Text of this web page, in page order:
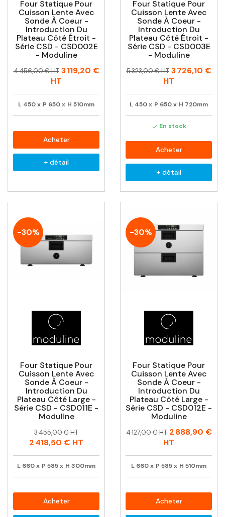
Four Statique Pour
Cuisson Lente Avec
Sonde À Coeur -
Introduction Du
Plateau Côté Étroit -
Série CSD - CSD002E
- Moduline
Prix
Prix
4 456,00 € HT 3 119,20 €
HT
L 450x P 650x H 510mm
Acheter
+ détail
Four Statique Pour
Cuisson Lente Avec
Sonde À Coeur -
Introduction Du
Plateau Côté Étroit -
Série CSD - CSD003E
- Moduline
Prix
Prix
5 323,00 € HT 3 726,10 €
HT
L 450x P 650x H 720mm
 En stock
Acheter
+ détail
-30%
Four Statique Pour
Cuisson Lente Avec
Sonde À Coeur -
Introduction Du
Plateau Côté Large -
Série CSD - CSD011E -
Moduline
Prix
Prix
habituel
3 455,00 € HT
2 418,50 € HT
L 660x P 585x H 300mm
Acheter
-30%
Four Statique Pour
Cuisson Lente Avec
Sonde À Coeur -
Introduction Du
Plateau Côté Large -
Série CSD - CSD012E -
Moduline
Prix
Prix
4 127,00 € HT 2 888,90 €
HT
L 660x P 585x H 510mm
Acheter